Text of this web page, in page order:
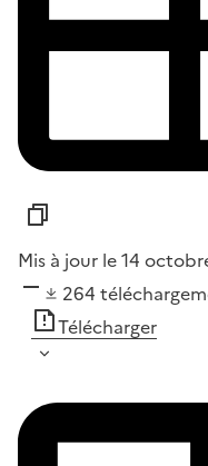
Mis à jour le 14
264
Télécharger